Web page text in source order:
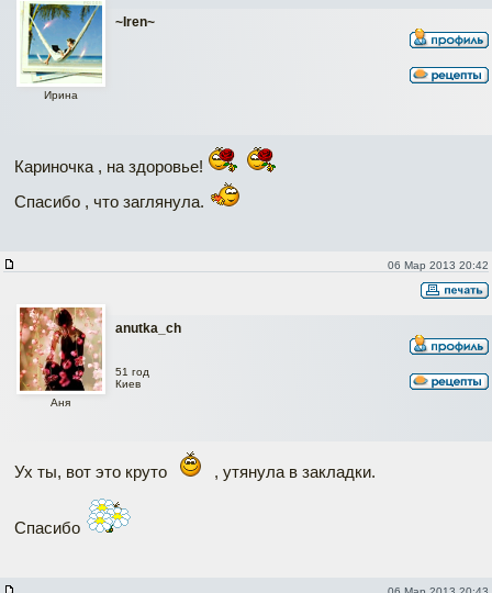
~Iren~
Ирина
Кариночка , на здоровье!
Спасибо , что заглянула.
06 Мар 2013 20:42
anutka_ch
Аня
51 год
Киев
Ух ты, вот это круто , утянула в закладки.
Спасибо